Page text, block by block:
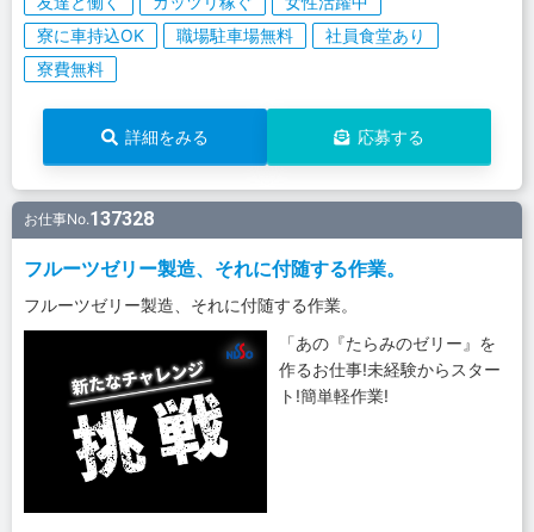
寮に車持込OK
職場駐車場無料
社員食堂あり
寮費無料
詳細をみる 応募する
お仕事No.137328
フルーツゼリー製造、それに付随する作業。
フルーツゼリー製造、それに付随する作業。
「あの『たらみのゼリー』を
作るお仕事!未経験からスター
ト!簡単軽作業!